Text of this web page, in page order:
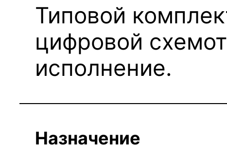
Типовой
цифровой
исполнение.
Назначение